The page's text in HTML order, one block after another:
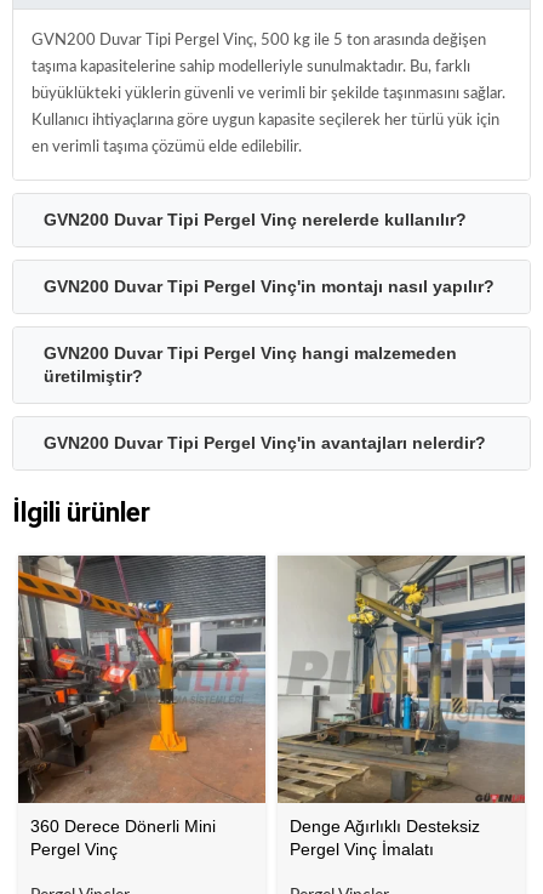
GVN200 Duvar Tipi Pergel Vinç, 500 kg ile 5 ton arasında değişen
taşıma kapasitelerine sahip modelleriyle sunulmaktadır. Bu, farklı
büyüklükteki yüklerin güvenli ve verimli bir şekilde taşınmasını sağlar.
Kullanıcı ihtiyaçlarına göre uygun kapasite seçilerek her türlü yük için
en verimli taşıma çözümü elde edilebilir.
GVN200 Duvar Tipi Pergel Vinç nerelerde kullanılır?
GVN200 Duvar Tipi Pergel Vinç'in montajı nasıl yapılır?
GVN200 Duvar Tipi Pergel Vinç hangi malzemeden
üretilmiştir?
GVN200 Duvar Tipi Pergel Vinç'in avantajları nelerdir?
İlgili ürünler
360 Derece Dönerli Mini
Pergel Vinç
Denge Ağırlıklı Desteksiz
Pergel Vinç İmalatı